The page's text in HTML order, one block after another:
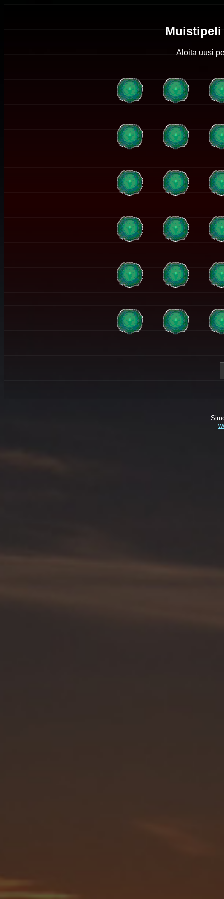
Muistipeli
Aloita uusi